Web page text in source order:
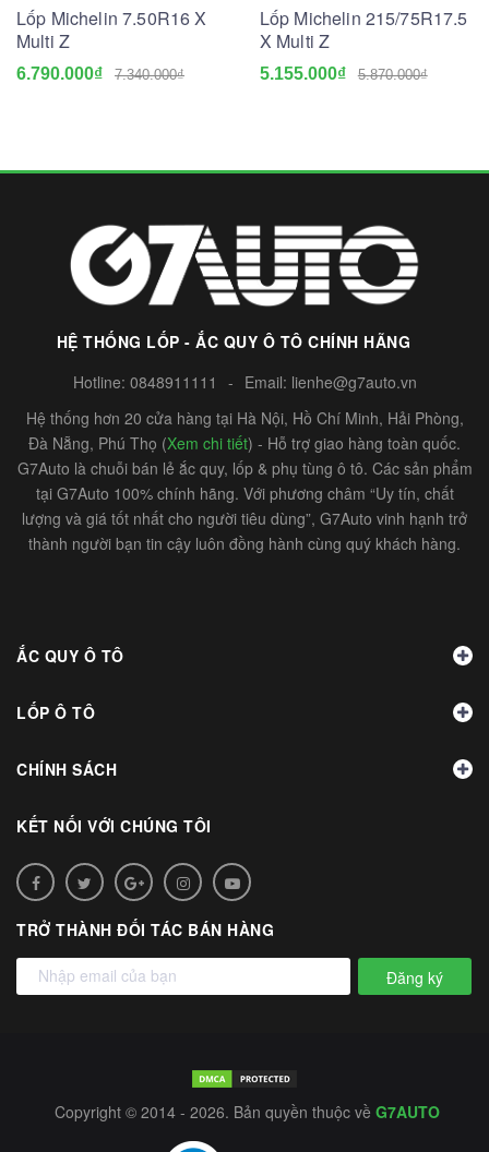
Lốp Michelin 7.50R16 X
Multi Z
6.790.000₫ 7.340.000₫
Lốp Michelin 215/75R17.5
X Multi Z
5.155.000₫ 5.870.000₫
HỆ THỐNG LỐP - ẮC QUY Ô TÔ CHÍNH HÃNG
Hotline: 0848911111 - Email: lienhe@g7auto.vn
Hệ thống hơn 20 cửa hàng tại Hà Nội, Hồ Chí Minh, Hải Phòng,
Đà Nẵng, Phú Thọ (Xem chi tiết) - Hỗ trợ giao hàng toàn quốc.
G7Auto là chuỗi bán lẻ ắc quy, lốp & phụ tùng ô tô. Các sản phẩm
tại G7Auto 100% chính hãng. Với phương châm “Uy tín, chất
lượng và giá tốt nhất cho người tiêu dùng”, G7Auto vinh hạnh trở
thành người bạn tin cậy luôn đồng hành cùng quý khách hàng.
ẮC QUY Ô TÔ
LỐP Ô TÔ
CHÍNH SÁCH
KẾT NỐI VỚI CHÚNG TÔI
TRỞ THÀNH ĐỐI TÁC BÁN HÀNG
Đăng ký
Copyright © 2014 - 2026. Bản quyền thuộc về G7AUTO